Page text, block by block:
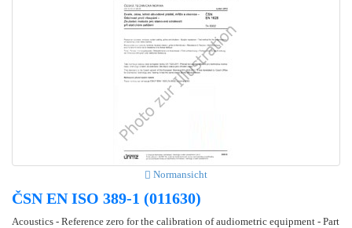
Normansicht
ČSN EN ISO 389-1 (011630)
Acoustics - Reference zero for the calibration of audiometric equipment - Part